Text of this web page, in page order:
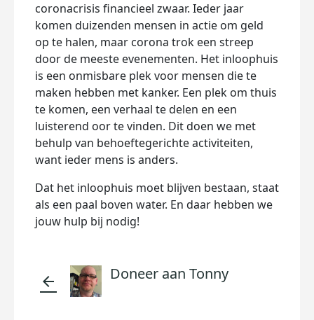
coronacrisis financieel zwaar. Ieder jaar
komen duizenden mensen in actie om geld
op te halen, maar corona trok een streep
door de meeste evenementen. Het inloophuis
is een onmisbare plek voor mensen die te
maken hebben met kanker. Een plek om thuis
te komen, een verhaal te delen en een
luisterend oor te vinden. Dit doen we met
behulp van behoeftegerichte activiteiten,
want ieder mens is anders.
Dat het inloophuis moet blijven bestaan, staat
als een paal boven water. En daar hebben we
jouw hulp bij nodig!
arrow_back Doneer aan Tonny